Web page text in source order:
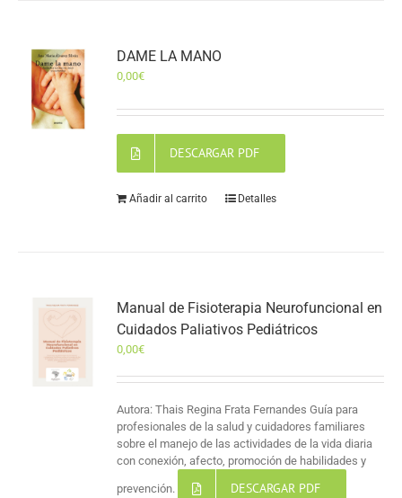
DAME LA MANO
0,00€
DESCARGAR PDF
Añadir al carrito Detalles
Manual de Fisioterapia Neurofuncional en
Cuidados Paliativos Pediátricos
0,00€
Autora: Thais Regina Frata Fernandes Guía para
profesionales de la salud y cuidadores familiares
sobre el manejo de las actividades de la vida diaria
con conexión, afecto, promoción de habilidades y
prevención. DESCARGAR PDF